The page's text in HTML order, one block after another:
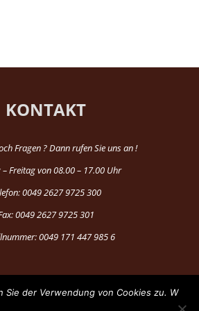
KONTAKT
Fragen ? Dann rufen Sie uns an !
Freitag von 08.00 – 17.00 Uhr
0049 2627 9725 300
0049 2627 9725 301
0049 171 447 985 6
der Verwendung von Cookies zu. W